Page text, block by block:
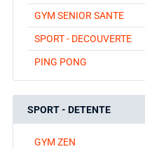
GYM SENIOR SANTE
SPORT - DECOUVERTE
PING PONG
SPORT - DETENTE
GYM ZEN